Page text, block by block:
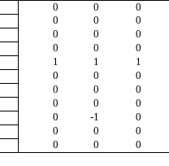
0 0
0
0 0
0
0 0
0
0 0
0
1 1
1
0 0
0
0 0
0
0 0
0
0 -1
0
0 0
0
0 0
0